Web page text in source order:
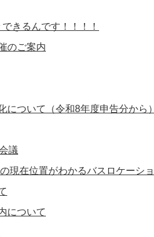
きるんです！！！！
のご案内
ついて（令和8年度申告分から）
議
現在位置がわかるバスロケーシ
について